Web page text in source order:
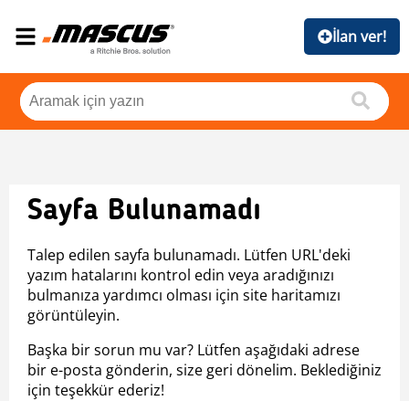
İlan ver!
Sayfa Bulunamadı
Talep edilen sayfa bulunamadı. Lütfen URL'deki
yazım hatalarını kontrol edin veya aradığınızı
bulmanıza yardımcı olması için site haritamızı
görüntüleyin.
Başka bir sorun mu var? Lütfen aşağıdaki adrese
bir e-posta gönderin, size geri dönelim. Beklediğiniz
için teşekkür ederiz!